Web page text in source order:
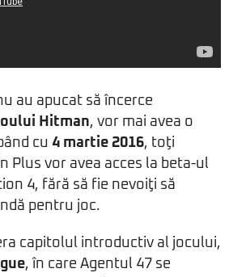
au apucat să încerce
Hitman, vor mai avea o
cu 4 martie 2016, toţi
Plus vor avea acces la beta-ul
4, fără să fie nevoiţi să
pentru joc.
capitolul introductiv al jocului,
, în care Agentul 47 se